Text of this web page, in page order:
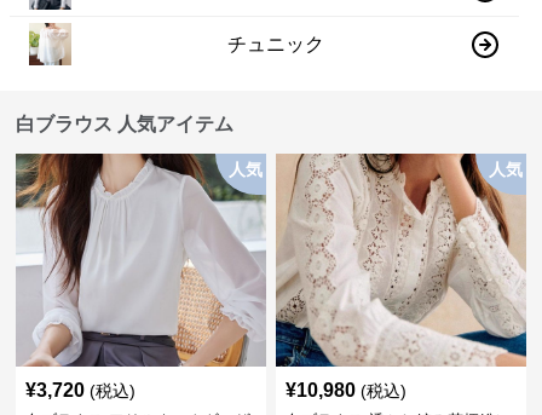
チュニック
白ブラウス 人気アイテム
人気
¥3,720 (税込)
人気
¥10,980 (税込)